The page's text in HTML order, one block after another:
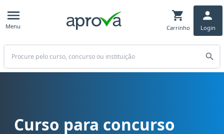
Menu Carrinho Login
Buscar
Curso para concurso Caxias/MA - Prefeitura Municipal cargo
Curso para concurso